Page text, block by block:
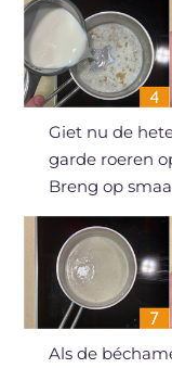
Giet nu de
garde roeren
Breng op
Als de